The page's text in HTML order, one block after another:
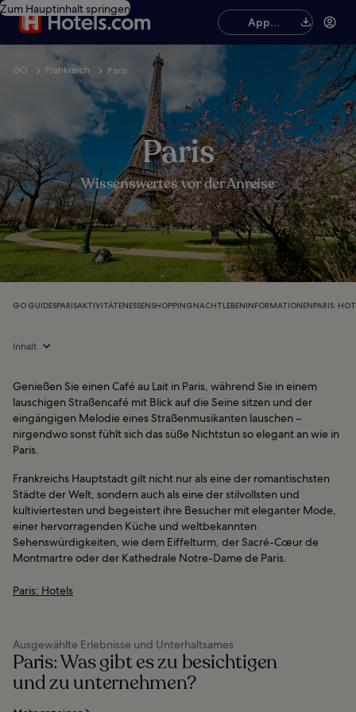
Zum Hauptinhalt springen
App
herunterladen
GO Frankreich Paris
Paris
Wissenswertes vor der Anreise
GO GUIDESPARISAKTIVITÄTENESSENSHOPPINGNACHTLEBENINFORMATIONENPARIS:
Inhalt
Genießen Sie einen Café au Lait in Paris, während Sie in einem
lauschigen Straßencafé mit Blick auf die Seine sitzen und der
eingängigen Melodie eines Straßenmusikanten lauschen –
nirgendwo sonst fühlt sich das süße Nichtstun so elegant an wie in
Paris.
Frankreichs Hauptstadt gilt nicht nur als eine der romantischsten
Städte der Welt, sondern auch als eine der stilvollsten und
kultiviertesten und begeistert ihre Besucher mit eleganter Mode,
einer hervorragenden Küche und weltbekannten
Sehenswürdigkeiten, wie dem Eiffelturm, der Sacré-Cœur de
Montmartre oder der Kathedrale Notre-Dame de Paris.
Paris: Hotels
Ausgewählte Erlebnisse und Unterhaltsames
Paris: Was gibt es zu besichtigen
und zu unternehmen?